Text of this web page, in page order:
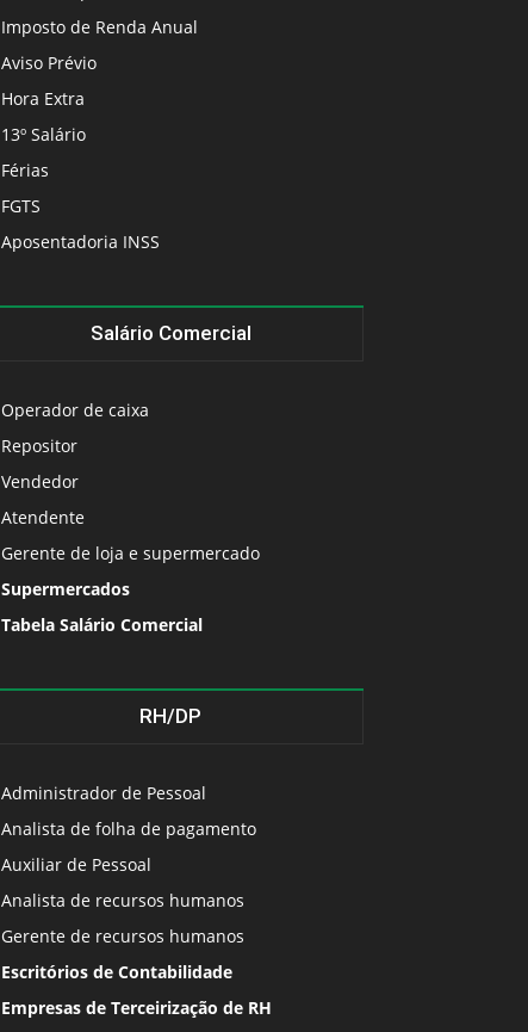
Imposto de Renda Anual
Aviso Prévio
Hora Extra
13º Salário
Férias
FGTS
Aposentadoria INSS
Salário Comercial
Operador de caixa
Repositor
Vendedor
Atendente
Gerente de loja e supermercado
Supermercados
Tabela Salário Comercial
RH/DP
Administrador de Pessoal
Analista de folha de pagamento
Auxiliar de Pessoal
Analista de recursos humanos
Gerente de recursos humanos
Escritórios de Contabilidade
Empresas de Terceirização de RH